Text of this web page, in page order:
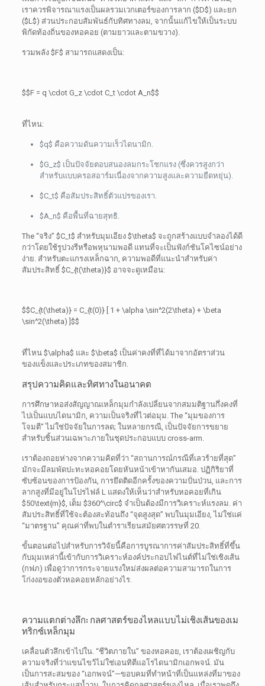
เราควรพิจารณาแรงเป็นผลรวมเวกเตอร์ของการลาก ($D$) และยก
($L$) ส่วนประกอบสัมพันธ์กับทิศทางลม, จากนั้นแก้ไขให้เป็นระบบ
พิกัดท้องถิ่นของหอคอย (ตามยาวและตามขวาง).
รวมพลัง $F$ สามารถแสดงเป็น:
$$F = q \cdot G_z \cdot C_t \cdot A_n$$
ที่ไหน:
$q$ คือความดันความเร็วไดนามิก.
$G_z$ เป็นปัจจัยตอบสนองลมกระโชกแรง (ซึ่งควรสูงกว่า
สำหรับแบบครอสอาร์มเนื่องจากความสูงและความยืดหยุ่น).
$C_t$ คือสัมประสิทธิ์ตัวแปรของเรา.
$A_n$ คือพื้นที่ฉายสุทธิ.
The“จริง” $C_t$ สำหรับมุมเอียง $\theta$ จะถูกสร้างแบบจำลองได้ดี
กว่าโดยใช้รูปวงรีหรือพหุนามพอดี แทนที่จะเป็นฟังก์ชันโคไซน์อย่าง
ง่าย. สำหรับตะแกรงเหล็กฉาก, ความพอดีที่แนะนำสำหรับค่า
สัมประสิทธิ์ $C_{t(\theta)}$ อาจจะดูเหมือน:
$$C_{t(\theta)} = C_{t(0)} [ 1 + \alpha \sin^2(2\theta) + \beta
\sin^2(\theta) ]$$
ที่ไหน $\alpha$ และ $\beta$ เป็นค่าคงที่ที่ได้มาจากอัตราส่วน
ของแข็งและประเภทของสมาชิก.
สรุปความคิดและทิศทางในอนาคต
การศึกษาหอส่งสัญญาณเหล็กมุมกำลังเปลี่ยนจากสมมติฐานกึ่งคงที่
ไปเป็นแบบไดนามิก, ความเป็นจริงที่ไวต่อมุม. The“มุมของการ
โจมตี” ไม่ใช่ปัจจัยในการลด; ในหลายกรณี, เป็นปัจจัยการขยาย
สำหรับชิ้นส่วนเฉพาะภายในชุดประกอบแบบ cross-arm.
เราต้องถอยห่างจากความคิดที่ว่า “สถานการณ์กรณีที่เลวร้ายที่สุด”
มักจะมีลมพัดปะทะหอคอยโดยหันหน้าเข้าหากันเสมอ. ปฏิกิริยาที่
ซับซ้อนของการป้องกัน, การยึดติดอีกครั้งของความปั่นป่วน, และการ
ลากสูงที่มีอยู่ในโปรไฟล์ L แสดงให้เห็นว่าสำหรับหอคอยที่เกิน
$50\text{m}$, เต็ม $360^\circ$ จำเป็นต้องมีการวิเคราะห์แรงลม. ค่า
สัมประสิทธิ์ที่ใช้จะต้องสะท้อนถึง “จุดสูงสุด” พบในมุมเอียง, ไม่ใช่แค่
“มาตรฐาน” คุณค่าที่พบในตำราเรียนสมัยศตวรรษที่ 20.
ขั้นตอนต่อไปสำหรับการวิจัยนี้คือการบูรณาการค่าสัมประสิทธิ์ที่ขึ้น
กับมุมเหล่านี้เข้ากับการวิเคราะห์องค์ประกอบไฟไนต์ที่ไม่ใช่เชิงเส้น
(กฟภ) เพื่อดูว่าการกระจายแรงใหม่ส่งผลต่อความสามารถในการ
โก่งงอของตัวหอคอยหลักอย่างไร.
ความแตกต่างลึก: กลศาสตร์ของไหลแบบไม่เชิงเส้นของเม
ทริกซ์เหล็กมุม
เคลื่อนตัวลึกเข้าไปใน. “ชีวิตภายใน” ของหอคอย, เราต้องเผชิญกับ
ความจริงที่ว่าแขนไขว้ไม่ใช่เอนทิตีแอโรไดนามิกเอกพจน์. มัน
เป็นการสะสมของ “เอกพจน์”—ขอบคมที่ทำหน้าที่เป็นแหล่งที่มาของ